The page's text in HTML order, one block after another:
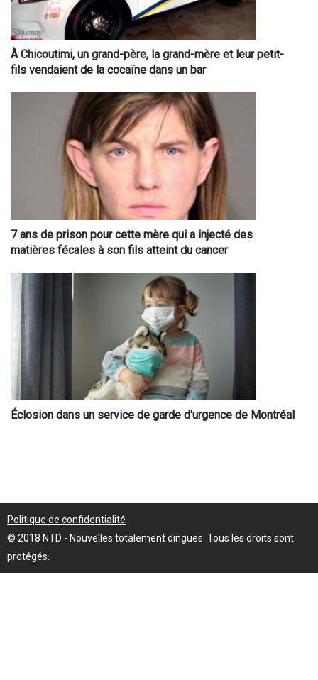
À Chicoutimi, un grand-père, la grand-mère et leur petit-
fils vendaient de la cocaïne dans un bar
7 ans de prison pour cette mère qui a injecté des
matières fécales à son fils atteint du cancer
Éclosion dans un service de garde d'urgence de Montréal
Politique de confidentialité
© 2018 NTD - Nouvelles totalement dingues. Tous les droits sont
protégés.